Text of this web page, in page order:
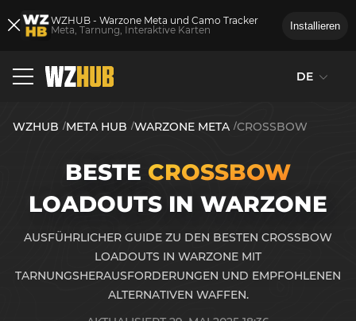
WZHUB - Warzone Meta und Camo Tracker
Meta, Tarnung, Interaktive Karten
Installieren
DE
WZHUB META HUB WARZONE META CROSSBOW
BESTE CROSSBOW
LOADOUTS IN WARZONE
AUSFÜHRLICHER GUIDE ZU DEN BESTEN CROSSBOW
LOADOUTS IN WARZONE MIT
TARNUNGSHERAUSFORDERUNGEN UND EMPFOHLENEN
ALTERNATIVEN WAFFEN.